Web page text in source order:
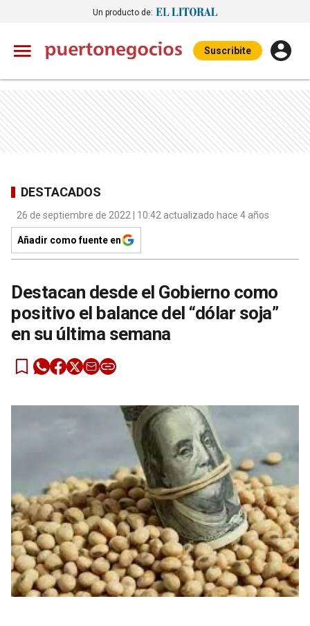
Un producto de:
Suscribite
DESTACADOS
26 de septiembre de 2022 | 10:42 actualizado hace 4 años
Añadir como fuente en
Destacan desde el Gobierno como
positivo el balance del “dólar soja”
en su última semana